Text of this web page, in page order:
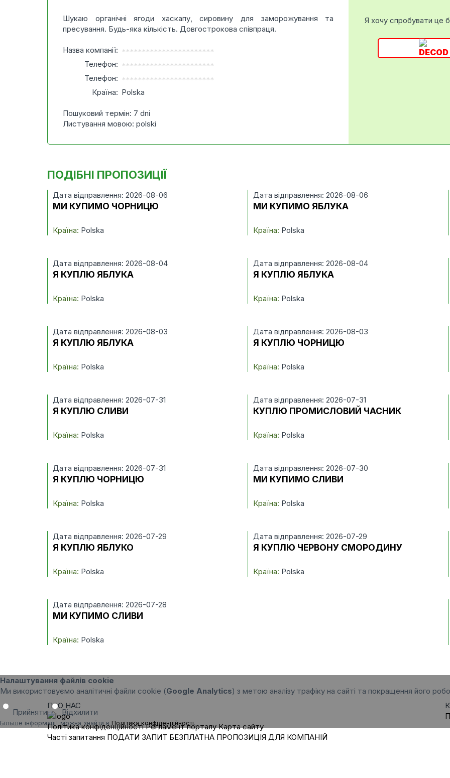
Шукаю органічні ягоди хаскапу, сировину для заморожування та
пресування. Будь-яка кількість. Довгострокова співпраця.
Назва компанії: ***********************
Телефон: ***********************
Телефон: ***********************
Країна: Polska
Пошуковий термін: 7 dni
Листування мовою: polski
Я хочу спробувати це
ПОДІБНІ ПРОПОЗИЦІЇ
Дата відправлення: 2026-08-06
МИ КУПИМО ЧОРНИЦЮ
Країна: Polska
Дата відправлення: 2026-08-06
МИ КУПИМО ЯБЛУКА
Країна: Polska
Дата відправлення: 2026-08-04
Я КУПЛЮ ЯБЛУКА
Країна: Polska
Дата відправлення: 2026-08-04
Я КУПЛЮ ЯБЛУКА
Країна: Polska
Дата відправлення: 2026-08-03
Я КУПЛЮ ЯБЛУКА
Країна: Polska
Дата відправлення: 2026-08-03
Я КУПЛЮ ЧОРНИЦЮ
Країна: Polska
Дата відправлення: 2026-07-31
Я КУПЛЮ СЛИВИ
Країна: Polska
Дата відправлення: 2026-07-31
КУПЛЮ ПРОМИСЛОВИЙ ЧАСНИК
Країна: Polska
Дата відправлення: 2026-07-31
Я КУПЛЮ ЧОРНИЦЮ
Країна: Polska
Дата відправлення: 2026-07-30
МИ КУПИМО СЛИВИ
Країна: Polska
Дата відправлення: 2026-07-29
Я КУПЛЮ ЯБЛУКО
Країна: Polska
Дата відправлення: 2026-07-29
Я КУПЛЮ ЧЕРВОНУ СМОРОДИНУ
Країна: Polska
Дата відправлення: 2026-07-28
МИ КУПИМО СЛИВИ
Країна: Polska
Налаштування файлів cookie
Ми використовуємо аналітичні файли cookie (Google Analytics) з метою аналізу трафіку на сайті та покращення його
Прийняти Відхилити
Більше інформації можна знайти в Політика конфіденційності.
ПРО НАС
Політика конфіденційності Регламент порталу Карта сайту
Часті запитання ПОДАТИ ЗАПИТ БЕЗПЛАТНА ПРОПОЗИЦІЯ ДЛЯ КОМПАНІЙ